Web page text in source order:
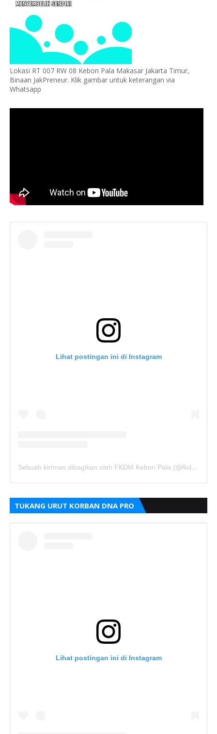
Lokasi RT 007 RW 08 Kebon Pala Makasar Jakarta Timur,
Binaan JakPreneur. Klik gambar untuk keterangan via
Whatsapp
Lihat postingan ini di Instagram
Sebuah kiriman dibagikan oleh FKDM Kebon Pala (@fkdm_kebonpala)
TUKANG URUT KORBAN DNA PRO
Lihat postingan ini di Instagram